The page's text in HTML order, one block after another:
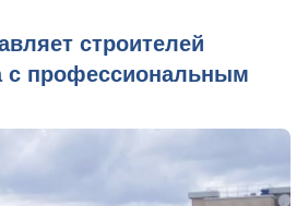
строителей
с профессиональным